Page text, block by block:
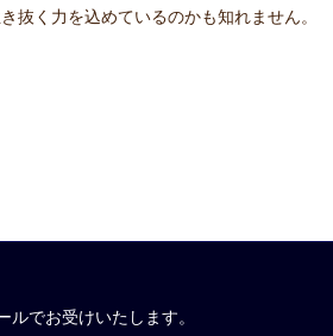
抜く力を込めているのかも知れません。
でお受けいたします。